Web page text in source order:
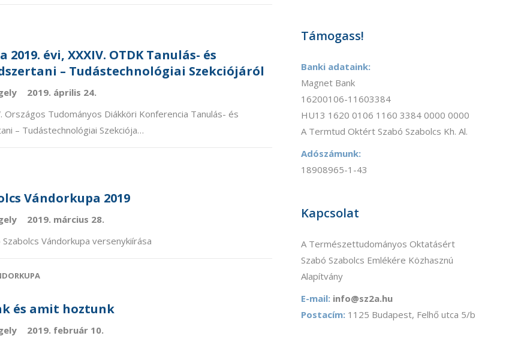
2019. évi, XXXIV. OTDK Tanulás- és
– Tudástechnológiai Szekciójáról
2019. április 24.
Országos Tudományos Diákköri Konferencia Tanulás- és
– Tudástechnológiai Szekciója…
Vándorkupa 2019
2019. március 28.
Vándorkupa versenykiírása
és amit hoztunk
2019. február 10.
Támogass!
Banki adataink:
Magnet Bank
16200106-11603384
HU13 1620 0106 1160 3384 0000 0000
A Termtud Oktért Szabó Szabolcs Kh. Al.
Adószámunk:
18908965-1-43
Kapcsolat
A Természettudományos Oktatásért
Szabó Szabolcs Emlékére Közhasznú
Alapítvány
E-mail: info@sz2a.hu
Postacím: 1125 Budapest, Felhő utca 5/b